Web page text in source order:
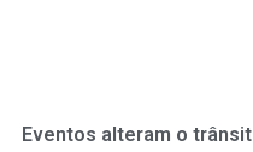
Eventos alteram o